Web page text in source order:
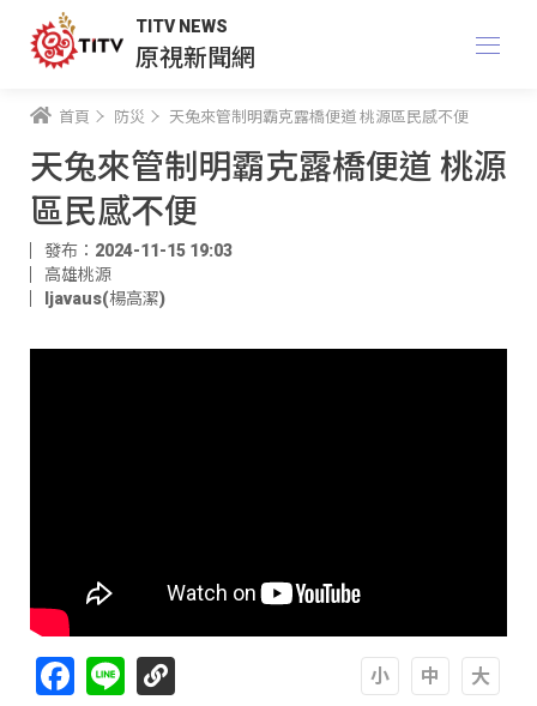
TITV NEWS
原視新聞網
首頁 防災 天兔來管制明霸克露橋便道 桃源區民感不便
天兔來管制明霸克露橋便道 桃源
區民感不便
發布：2024-11-15 19:03
高雄桃源
ljavaus(楊高潔)
Facebook
Line